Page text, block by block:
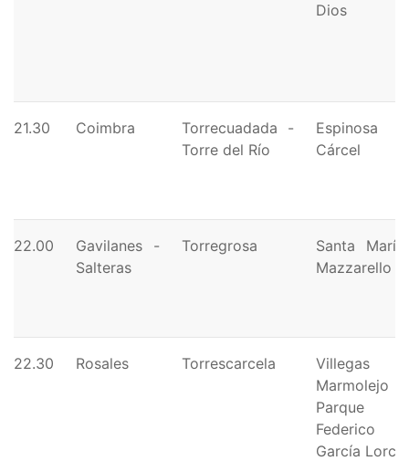
Dios
21.30 Coimbra
Torrecuadada -
Torre del Río
Espinosa y
Cárcel
22.00
Gavilanes -
Salteras
Torregrosa
Santa María
Mazzarello
22.30 Rosales Torrescarcela
Villegas
Marmolejo -
Parque
Federico
García Lorca